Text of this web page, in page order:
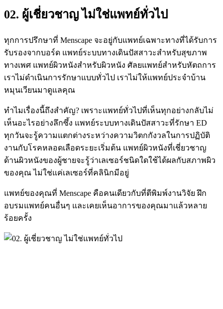
02. ผู้เชี่ยวชาญ ไม่ใช่แพทย์ทั่วไป
ทุกการปรึกษาที่ Menscape จะอยู่กับแพทย์เฉพาะทางที่ได้รับการ
รับรองจากบอร์ด แพทย์ระบบทางเดินปัสสาวะสำหรับสุขภาพ
ทางเพศ แพทย์ผิวหนังสำหรับผิวหนัง ศัลยแพทย์สำหรับหัตถการ
เราไม่ดำเนินการรักษาแบบทั่วไป เราไม่ให้แพทย์ประจำบ้าน
หมุนเวียนมาดูแลคุณ
ทำไมเรื่องนี้ถึงสำคัญ? เพราะแพทย์ทั่วไปที่เห็นทุกอย่างกลับไม่
เห็นอะไรอย่างลึกซึ้ง แพทย์ระบบทางเดินปัสสาวะที่รักษา ED
ทุกวันจะรู้ความแตกต่างระหว่างความวิตกกังวลในการปฏิบัติ
งานกับโรคหลอดเลือดระยะเริ่มต้น แพทย์ผิวหนังที่เชี่ยวชาญ
ด้านผิวหนังของผู้ชายจะรู้ว่าเลเซอร์ชนิดใดใช้ได้ผลกับสภาพผิว
ของคุณ ไม่ใช่แค่เลเซอร์ที่คลินิกมีอยู่
แพทย์ของคุณที่ Menscape คือคนเดียวกับที่ตีพิมพ์งานวิจัย ฝึก
อบรมแพทย์คนอื่นๆ และเคยเห็นอาการของคุณมาแล้วหลาย
ร้อยครั้ง